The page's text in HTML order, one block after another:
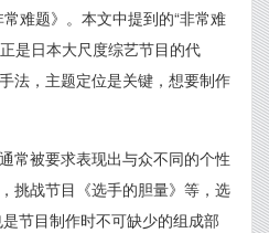
难题》。本文中提到的“非常难
是日本大尺度综艺节目的代
法，主题定位是关键，想要制作
常被要求表现出与众不同的个性
挑战节目《选手的胆量》等，选
节目制作时不可缺少的组成部